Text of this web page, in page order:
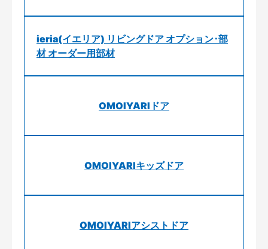
ieria(イエリア) リビングドア オプション･部
材 オーダー用部材
OMOIYARIドア
OMOIYARIキッズドア
OMOIYARIアシストドア